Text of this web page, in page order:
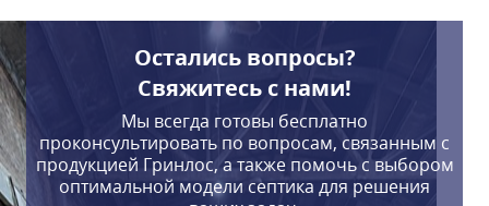
Остались вопросы?
Свяжитесь с нами!
Мы всегда готовы бесплатно
проконсультировать по вопросам, связанным с
продукцией Гринлос, а также помочь с выбором
оптимальной модели септика для решения